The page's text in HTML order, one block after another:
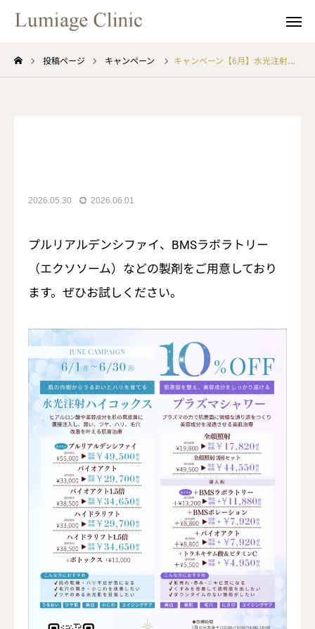
投稿ページ キャンペーン キャンペーン【6月】水光注射 プラズマシャワー
2026.05.30 2026.06.01
プルリアルデンシファイ、BMSラボラトリー
（エクソソーム）などの製剤をご用意しており
ます。ぜひお試しください。
キャンペーン 当日空枠割引
アートメイク
料金表